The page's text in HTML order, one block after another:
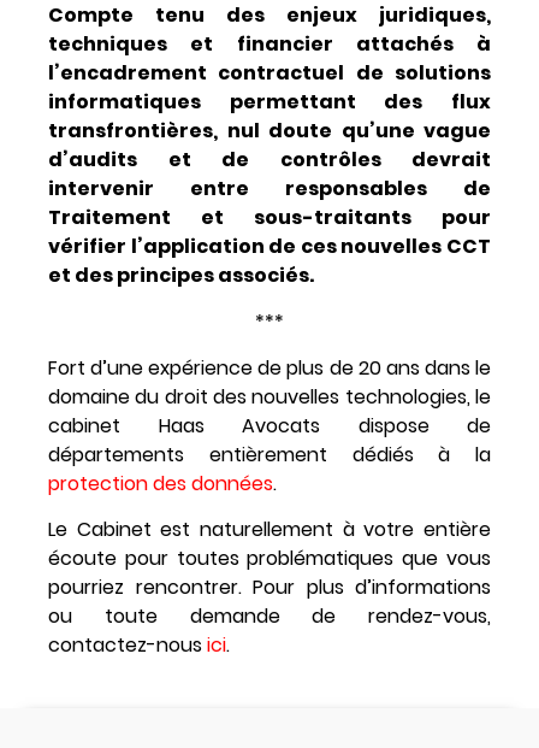
Compte tenu des enjeux juridiques,
techniques et financier attachés à
l’encadrement contractuel de solutions
informatiques permettant des flux
transfrontières, nul doute qu’une vague
d’audits et de contrôles devrait
intervenir entre responsables de
Traitement et sous-traitants pour
vérifier l’application de ces nouvelles CCT
et des principes associés.
***
Fort d’une expérience de plus de 20 ans dans le
domaine du droit des nouvelles technologies, le
cabinet Haas Avocats dispose de
départements entièrement dédiés à la
protection des données.
Le Cabinet est naturellement à votre entière
écoute pour toutes problématiques que vous
pourriez rencontrer. Pour plus d’informations
ou toute demande de rendez-vous,
contactez-nousici.